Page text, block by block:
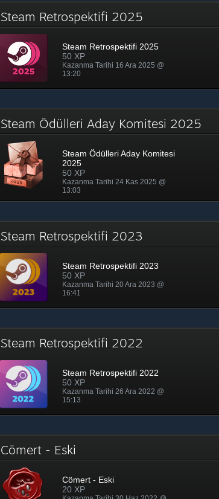
Steam Retrospektifi 2025
Steam Retrospektifi 2025
50 XP
Kazanma Tarihi 16 Ara 2025 @
13:20
Steam Ödülleri Aday Komitesi 2025
Steam Ödülleri Aday Komitesi
2025
50 XP
Kazanma Tarihi 24 Kas 2025 @
13:03
Steam Retrospektifi 2023
Steam Retrospektifi 2023
50 XP
Kazanma Tarihi 20 Ara 2023 @
16:41
Steam Retrospektifi 2022
Steam Retrospektifi 2022
50 XP
Kazanma Tarihi 26 Ara 2022 @
15:13
Cömert - Eski
Cömert - Eski
20 XP